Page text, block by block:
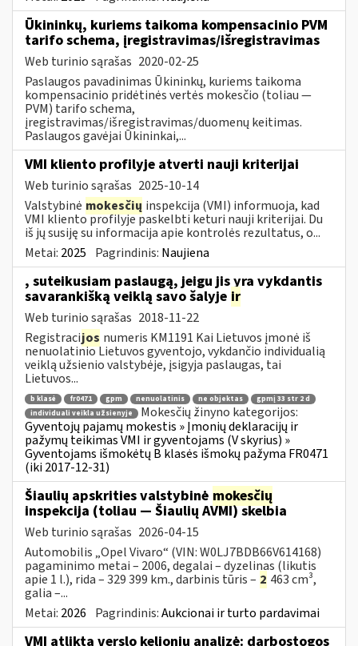
Ūkininkų, kuriems taikoma kompensacinio PVM
tarifo schema, įregistravimas/išregistravimas
Web turinio sąrašas 2020-02-25
Paslaugos pavadinimas Ūkininkų, kuriems taikoma
kompensacinio pridėtinės vertės mokesčio (toliau —
PVM) tarifo schema,
įregistravimas/išregistravimas/duomenų keitimas.
Paslaugos gavėjai Ūkininkai,...
VMI kliento profilyje atverti nauji kriterijai
Web turinio sąrašas 2025-10-14
Valstybinė mokesčių inspekcija (VMI) informuoja, kad
VMI kliento profilyje paskelbti keturi nauji kriterijai. Du
iš jų susiję su informacija apie kontrolės rezultatus, o...
Metai: 2025 Pagrindinis: Naujiena
, suteikusiam paslaugą, jeigu jis yra vykdantis
savarankišką veiklą savo šalyje ir
Web turinio sąrašas 2018-11-22
Registracijos numeris KM1191 Kai Lietuvos įmonė iš
nenuolatinio Lietuvos gyventojo, vykdančio individualią
veiklą užsienio valstybėje, įsigyja paslaugas, tai
Lietuvos...
b klasė fr0471 gpm nenuolatinis ne objektas
gpmį 33 str 2 d
individuali veikla užsienyje
Mokesčių žinyno kategorijos:
Gyventojų pajamų mokestis » Įmonių deklaracijų ir
pažymų teikimas VMI ir gyventojams (V skyrius) »
Gyventojams išmokėtų B klasės išmokų pažyma FR0471
(iki 2017-12-31)
Šiaulių apskrities valstybinė mokesčių
inspekcija (toliau — Šiaulių AVMI) skelbia
Web turinio sąrašas 2026-04-15
Automobilis „Opel Vivaro“ (VIN: W0LJ7BDB66V614168)
pagaminimo metai – 2006, degalai – dyzelinas (likutis
apie 1 l.), rida – 329 399 km., darbinis tūris – 2 463 cm³,
galia –...
Metai: 2026 Pagrindinis:Aukcionai ir turto pardavimai
VMI atlikta verslo kelionių analizė: darbostogos